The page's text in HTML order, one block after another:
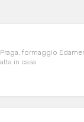
formaggio
in casa